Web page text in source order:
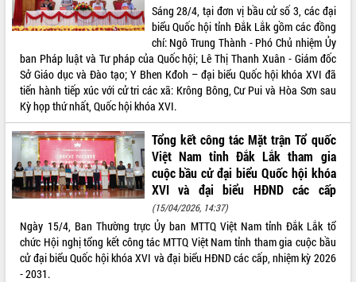
Sáng 28/4, tại đơn vị bầu cử số 3, các đại
biểu Quốc hội tỉnh Đắk Lắk gồm các đồng
chí: Ngô Trung Thành - Phó Chủ nhiệm Ủy
ban Pháp luật và Tư pháp của Quốc hội; Lê Thị Thanh Xuân - Giám đốc
Sở Giáo dục và Đào tạo; Y Bhen Kđoh – đại biểu Quốc hội khóa XVI đã
tiến hành tiếp xúc với cử tri các xã: Krông Bông, Cư Pui và Hòa Sơn sau
Kỳ họp thứ nhất, Quốc hội khóa XVI.
Tổng kết công tác Mặt trận Tổ quốc
Việt Nam tỉnh Đắk Lắk tham gia
cuộc bầu cử đại biểu Quốc hội khóa
XVI và đại biểu HĐND các cấp
(15/04/2026, 14:37)
Ngày 15/4, Ban Thường trực Ủy ban MTTQ Việt Nam tỉnh Đắk Lắk tổ
chức Hội nghị tổng kết công tác MTTQ Việt Nam tỉnh tham gia cuộc bầu
cử đại biểu Quốc hội khóa XVI và đại biểu HĐND các cấp, nhiệm kỳ 2026
- 2031.